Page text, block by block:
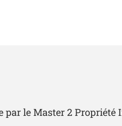
par le Master 2 Propriété